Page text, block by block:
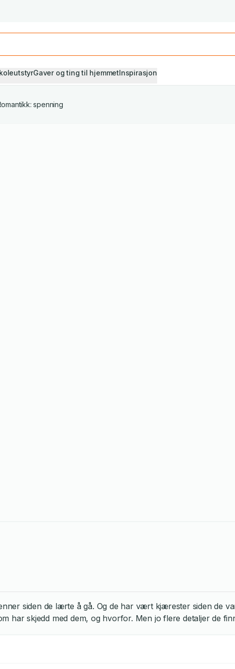
Gaver og ting til hjemmetInspirasjon
spenning
siden de lærte å gå. Og de har vært kjærester siden de
har skjedd med dem, og hvorfor. Men jo flere detaljer